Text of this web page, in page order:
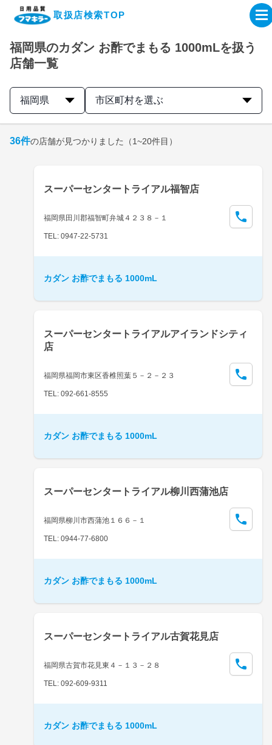
取扱店検索TOP
企業・IR情報サイト
製品情報サイト
取扱店検索はこちら
福岡県のカダン お酢でまもる 1000mLを扱う
店舗一覧
福岡県 市区町村を選ぶ
36件の店舗が見つかりました （1~20件目）
スーパーセンタートライアル福智店
福岡県田川郡福智町弁城４２３８－１
TEL: 0947-22-5731
カダン お酢でまもる 1000mL
スーパーセンタートライアルアイランドシティ
店
福岡県福岡市東区香椎照葉５－２－２３
TEL: 092-661-8555
カダン お酢でまもる 1000mL
スーパーセンタートライアル柳川西蒲池店
福岡県柳川市西蒲池１６６－１
TEL: 0944-77-6800
カダン お酢でまもる 1000mL
スーパーセンタートライアル古賀花見店
福岡県古賀市花見東４－１３－２８
TEL: 092-609-9311
カダン お酢でまもる 1000mL